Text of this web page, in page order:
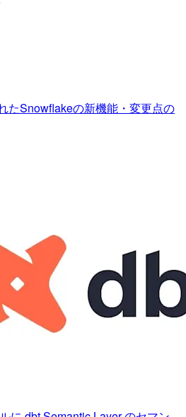
たSnowflakeの新機能・変更点の